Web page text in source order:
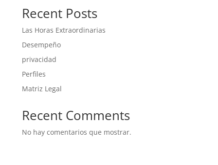
Recent Posts
Las Horas Extraordinarias
Desempeño
privacidad
Perfiles
Matriz Legal
Recent Comments
No hay comentarios que mostrar.